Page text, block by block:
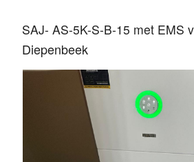
SAJ- AS-5K-S-B-15 met EMS
Diepenbeek